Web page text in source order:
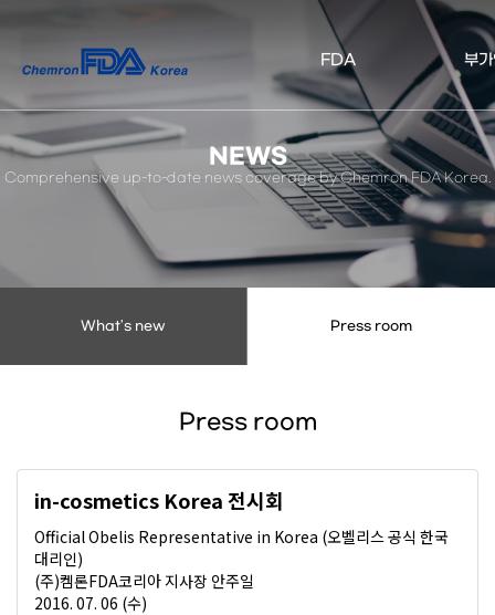
켐
론
FDA
코
FDA 부
NEWS
Comprehensive up-to-date news coverage by Chemron FDA Korea.
What's new Press room
Press room
in-cosmetics Korea 전시회
Official Obelis Representative in Korea (오벨리스 공식 한국
대리인)
(주)켐론FDA코리아 지사장 안주일
2016. 07. 06 (수)